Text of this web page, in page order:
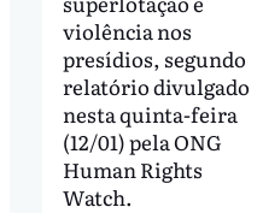
violência nos
presídios, segundo
relatório divulgado
nesta quinta-feira
(12/01) pela ONG
Human Rights
Watch.